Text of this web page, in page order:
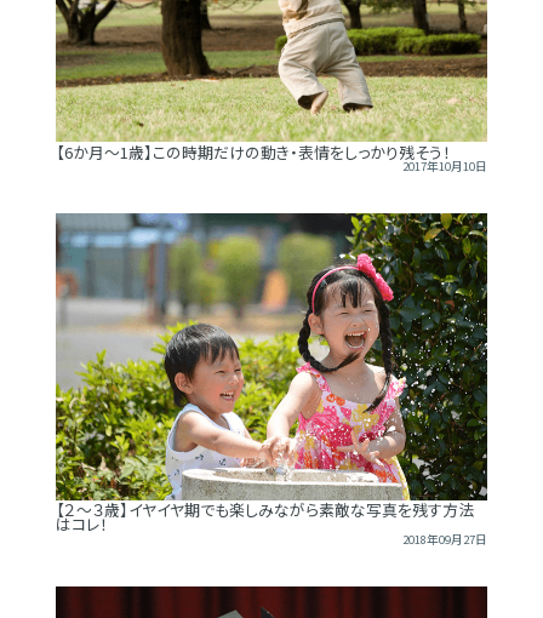
【6か月～1歳】この時期だけの動き・表情をしっかり残そう！
2017年10月10日
【２～３歳】イヤイヤ期でも楽しみながら素敵な写真を残す方法
はコレ！
2018年09月27日